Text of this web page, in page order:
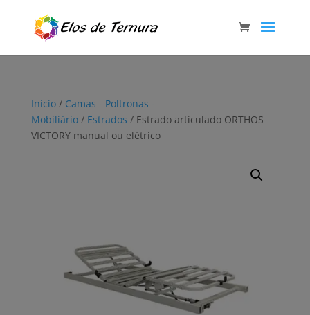
Início/ Camas - Poltronas -
Mobiliário/ Estrados / Estrado articulado ORTHOS
VICTORY manual ou elétrico